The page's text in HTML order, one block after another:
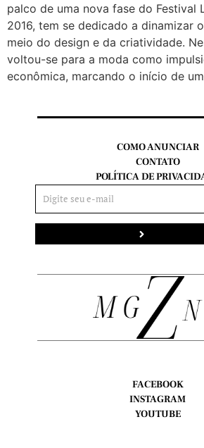
palco de uma nova fase do Festival
2016, tem se dedicado a dinamizar
meio do design e da criatividade.
voltou-se para a moda como
econômica, marcando o início de
FACEBOOK
INSTAGRAM
YOUTUBE
COMO ANUNCIAR
CONTATO
POLÍTICA DE